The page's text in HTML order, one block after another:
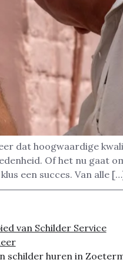
dat hoogwaardige
Of het nu gaat
een succes. Van alle
van Schilder Service
schilder huren in